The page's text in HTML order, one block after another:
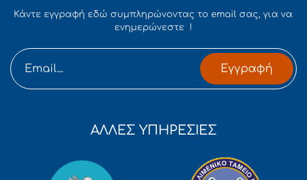
Κάντε εγγραφή εδώ συμπληρώνοντας το email σας, για να
ενημερώνεστε !
Εγγραφή
ΑΛΛΕΣ ΥΠΗΡΕΣΙΕΣ